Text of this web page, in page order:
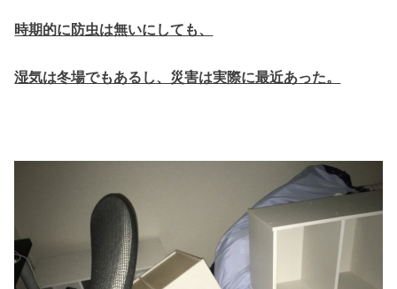
時期的に防虫は無いにしても、
湿気は冬場でもあるし、災害は実際に最近あった。